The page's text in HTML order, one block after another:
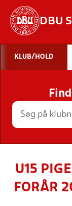
DBU
KLUB/HOLD
U15
FORÅR